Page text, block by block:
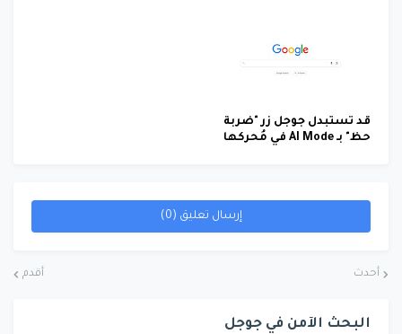
قد تستبدل جوجل زر "ضربة
حظ" بـ AI Mode في مُحركها
إرسال تعليق (0)
أحدث أقدم
البحث الآمن في جوجل